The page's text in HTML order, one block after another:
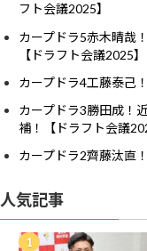
フト会議2025】
カープドラ5赤木晴哉
【ドラフト会議2025】
カープドラ4工藤泰己
カープドラ3勝田成！
補！【ドラフト会議
カープドラ2齊藤汰直
人気記事